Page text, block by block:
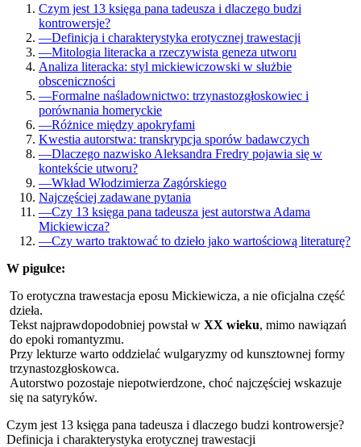
Czym jest 13 księga pana tadeusza i dlaczego budzi
kontrowersje?
—Definicja i charakterystyka erotycznej trawestacji
—Mitologia literacka a rzeczywista geneza utworu
Analiza literacka: styl mickiewiczowski w służbie
obsceniczności
—Formalne naśladownictwo: trzynastozgłoskowiec i
porównania homeryckie
—Różnice między apokryfami
Kwestia autorstwa: transkrypcja sporów badawczych
—Dlaczego nazwisko Aleksandra Fredry pojawia się w
kontekście utworu?
—Wkład Włodzimierza Zagórskiego
Najczęściej zadawane pytania
—Czy 13 księga pana tadeusza jest autorstwa Adama
Mickiewicza?
—Czy warto traktować to dzieło jako wartościową literaturę?
W pigułce:
To erotyczna trawestacja eposu Mickiewicza, a nie oficjalna część
dzieła.
Tekst najprawdopodobniej powstał w XX wieku, mimo nawiązań
do epoki romantyzmu.
Przy lekturze warto oddzielać wulgaryzmy od kunsztownej formy
trzynastozgłoskowca.
Autorstwo pozostaje niepotwierdzone, choć najczęściej wskazuje
się na satyryków.
Czym jest 13 księga pana tadeusza i dlaczego budzi kontrowersje?
Definicja i charakterystyka erotycznej trawestacji